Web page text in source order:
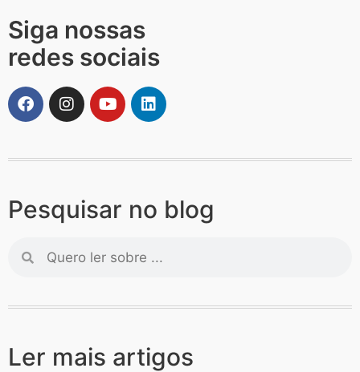
Siga nossas
redes sociais
Pesquisar no blog
Ler mais artigos